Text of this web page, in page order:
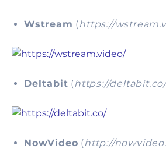
Wstream (https://
Deltabit (https://
NowVideo (http://